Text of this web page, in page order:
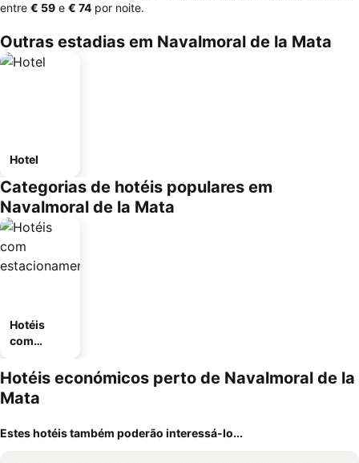
entre ‎€ 59 e ‎€ 74 por noite.
Outras estadias em Navalmoral de la Mata
Hotel
Categorias de hotéis populares em
Navalmoral de la Mata
Hotéis
com
mento
Hotéis económicos perto de Navalmoral de la
Mata
Estes hotéis também poderão interessá-lo...